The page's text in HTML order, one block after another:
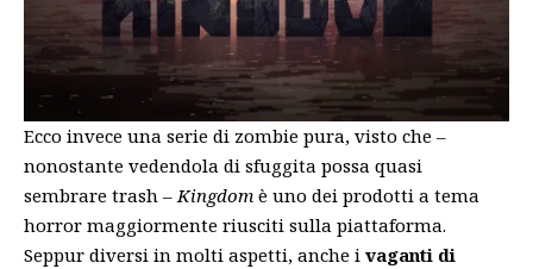
Ecco invece una serie di zombie pura, visto che –
nonostante vedendola di sfuggita possa quasi
sembrare trash –Kingdom è uno dei prodotti a tema
horror maggiormente riusciti sulla piattaforma.
Seppur diversi in molti aspetti, anche i vaganti di